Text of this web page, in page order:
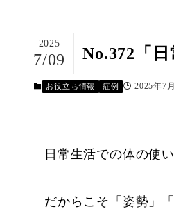
No.372「
2025
7/09
お役立ち情報 症例 2025年7
日常生活での体の使
だからこそ「姿勢」